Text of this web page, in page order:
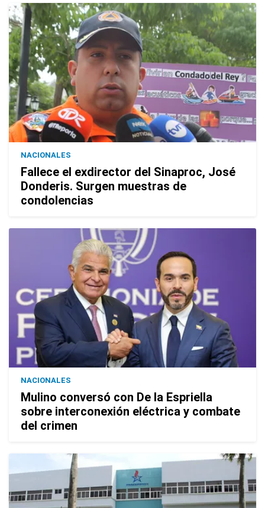
NACIONALES
Fallece el exdirector del Sinaproc, José
Donderis. Surgen muestras de
condolencias
NACIONALES
Mulino conversó con De la Espriella
sobre interconexión eléctrica y combate
del crimen